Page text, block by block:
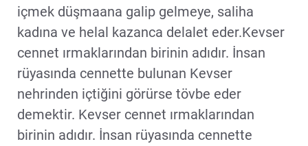
içmek düşmaana galip gelmeye, saliha
kadına ve helal kazanca delalet eder.Kevser
cennet ırmaklarından birinin adıdır. İnsan
rüyasında cennette bulunan Kevser
nehrinden içtiğini görürse tövbe eder
demektir. Kevser cennet ırmaklarından
birinin adıdır. İnsan rüyasında cennette